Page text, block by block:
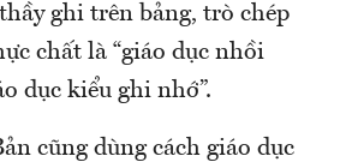
ghi trên bảng, trò chép
chất là “giáo dục nhồi
dục kiểu ghi nhớ”.
cũng dùng cách giáo dục